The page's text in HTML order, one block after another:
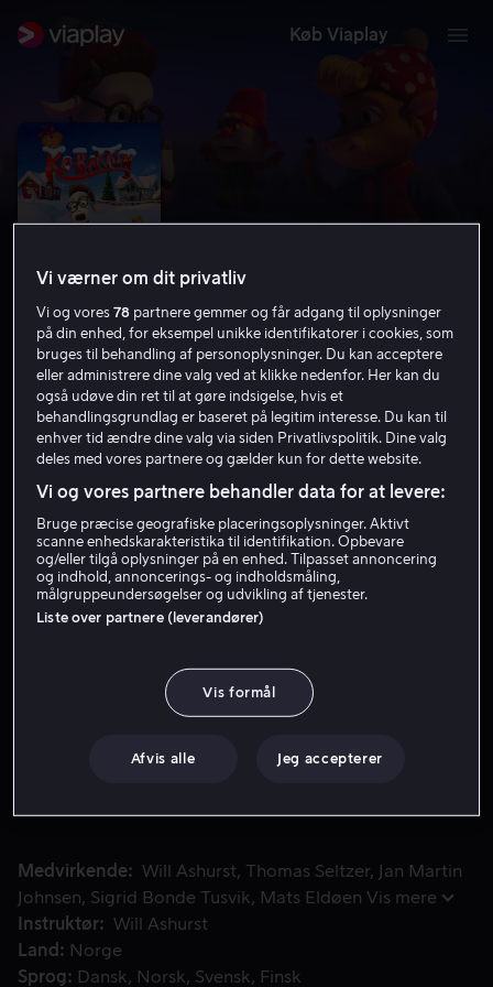
Køb Viaplay
Jul på Ko-bakken
5.2 Familiefilm Børnefilm 2020
1 t. 5 min
Tilladt for alle
HD
Lej 49 kr
Køb 109 kr
gang og har høje forventninger. Skuffelsen bliver dog
Medvirkende Will Ashurst Thomas Seltzer
Jan Martin
Johnsen
Sigrid Bonde Tusvik Mats Eldøen Vis mere
Instruktør
Will Ashurst
Land
Norge
Sprog
Dansk Norsk Svensk
Finsk
Vi værner om dit privatliv
Vi og vores78 partnere gemmer og får adgang til oplysninger
på din enhed, for eksempel unikke identifikatorer i cookies, som
bruges til behandling af personoplysninger. Du kan acceptere
eller administrere dine valg ved at klikke nedenfor. Her kan du
også udøve din ret til at gøre indsigelse, hvis et
behandlingsgrundlag er baseret på legitim interesse. Du kan til
enhver tid ændre dine valg via siden Privatlivspolitik. Dine valg
deles med vores partnere og gælder kun for dette website.
Vi og vores partnere behandler data for at levere:
Bruge præcise geografiske placeringsoplysninger. Aktivt
scanne enhedskarakteristika til identifikation. Opbevare
og/eller tilgå oplysninger på en enhed. Tilpasset annoncering
og indhold, annoncerings- og indholdsmåling,
målgruppeundersøgelser og udvikling af tjenester.
Liste over partnere (leverandører)
Vis formål
Afvis alle Jeg accepterer